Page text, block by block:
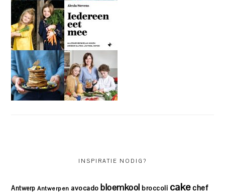
INSPIRATIE NODIG?
Antwerp Antwerpen avocado bloemkool broccoli cakechef